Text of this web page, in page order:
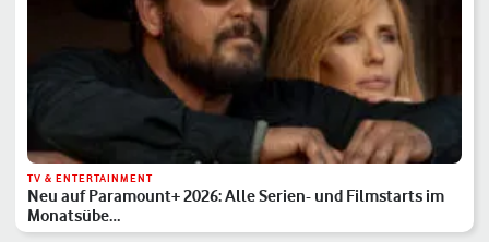
TV & ENTERTAINMENT
Neu auf Paramount+ 2026: Alle Serien- und Filmstarts im
Monatsübe…